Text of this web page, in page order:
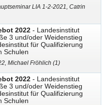
LIA 1-2-2021, Catrin
2022 - Landesinstitut
3 und/oder Weidenstieg
für Qualifizierung
Schulen
Michael Fröhlich (1)
2022 - Landesinstitut
3 und/oder Weidenstieg
für Qualifizierung
Schulen